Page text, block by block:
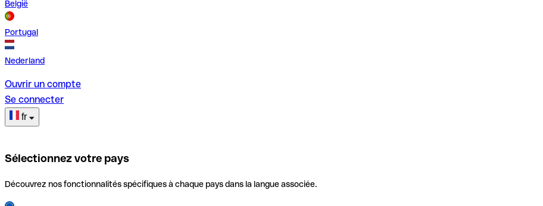
België
Portugal
Nederland
Ouvrir un compte
Se connecter
fr
Sélectionnez votre pays
Découvrez nos fonctionnalités spécifiques à chaque pays dans la langue associée.